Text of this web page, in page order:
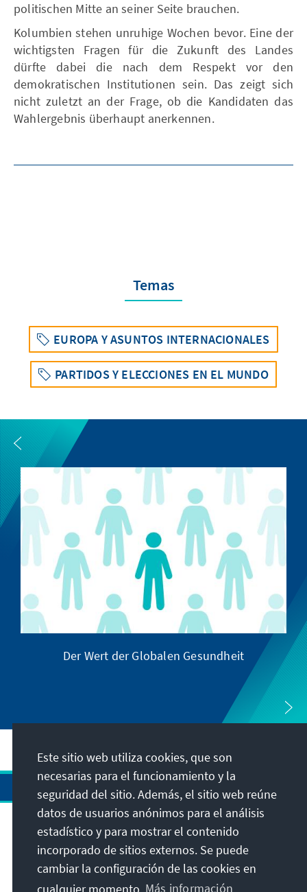
politischen Mitte an seiner Seite brauchen.
Kolumbien stehen unruhige Wochen bevor. Eine der
wichtigsten Fragen für die Zukunft des Landes
dürfte dabei die nach dem Respekt vor den
demokratischen Institutionen sein. Das zeigt sich
nicht zuletzt an der Frage, ob die Kandidaten das
Wahlergebnis überhaupt anerkennen.
Temas
EUROPA Y ASUNTOS INTERNACIONALES
PARTIDOS Y ELECCIONES EN EL MUNDO
Der Wert der Globalen Gesundheit
Dirección
Contacto
Este sitio web utiliza cookies, que son
necesarias para el funcionamiento y la
seguridad del sitio. Además, el sitio web reúne
datos de usuarios anónimos para el análisis
estadístico y para mostrar el contenido
incorporado de sitios externos. Se puede
cambiar la configuración de las cookies en
cualquier momento. Más información